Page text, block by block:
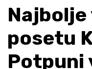
Najbolje
posetu
Potpuni